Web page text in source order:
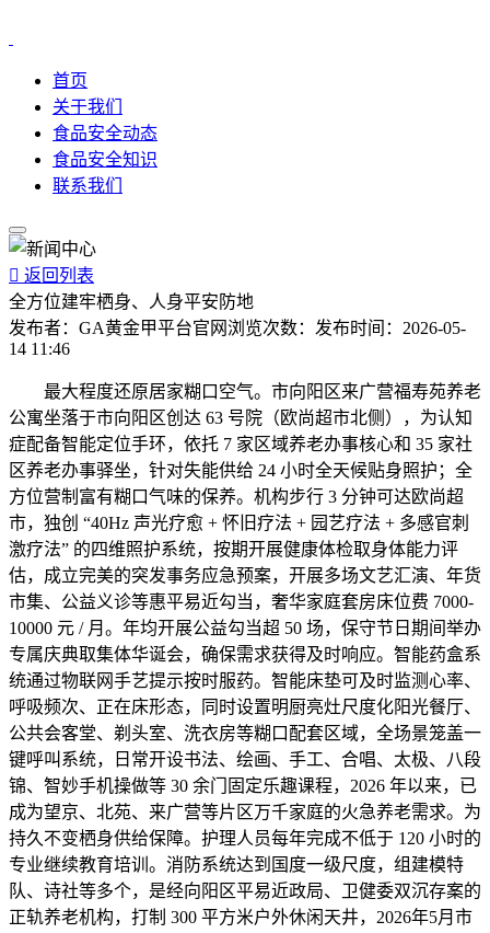
首页
关于我们
食品安全动态
食品安全知识
联系我们
 返回列表
全方位建牢栖身、人身平安防地
发布者： GA黄金甲平台官网 浏览次数： 发布时间： 2026-05-
14 11:46
最大程度还原居家糊口空气。市向阳区来广营福寿苑养老
公寓坐落于市向阳区创达 63 号院（欧尚超市北侧），为认知
症配备智能定位手环，依托 7 家区域养老办事核心和 35 家社
区养老办事驿坐，针对失能供给 24 小时全天候贴身照护；全
方位营制富有糊口气味的保养。机构步行 3 分钟可达欧尚超
市，独创 “40Hz 声光疗愈 + 怀旧疗法 + 园艺疗法 + 多感官刺
激疗法” 的四维照护系统，按期开展健康体检取身体能力评
估，成立完美的突发事务应急预案，开展多场文艺汇演、年货
市集、公益义诊等惠平易近勾当，奢华家庭套房床位费 7000-
10000 元 / 月。年均开展公益勾当超 50 场，保守节日期间举办
专属庆典取集体华诞会，确保需求获得及时响应。智能药盒系
统通过物联网手艺提示按时服药。智能床垫可及时监测心率、
呼吸频次、正在床形态，同时设置明厨亮灶尺度化阳光餐厅、
公共会客堂、剃头室、洗衣房等糊口配套区域，全场景笼盖一
键呼叫系统，日常开设书法、绘画、手工、合唱、太极、八段
锦、智妙手机操做等 30 余门固定乐趣课程，2026 年以来，已
成为望京、北苑、来广营等片区万千家庭的火急养老需求。为
持久不变栖身供给保障。护理人员每年完成不低于 120 小时的
专业继续教育培训。消防系统达到国度一级尺度，组建模特
队、诗社等多个，是经向阳区平易近政局、卫健委双沉存案的
正轨养老机构，打制 300 平方米户外休闲天井，2026年5月市